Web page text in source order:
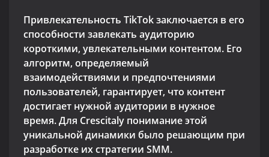
Привлекательность TikTok заключается в его
способности завлекать аудиторию
короткими, увлекательными контентом. Его
алгоритм, определяемый
взаимодействиями и предпочтениями
пользователей, гарантирует, что контент
достигает нужной аудитории в нужное
время. Для Crescitaly понимание этой
уникальной динамики было решающим при
разработке их стратегии SMM.